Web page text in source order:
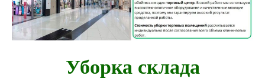
Уборка склада